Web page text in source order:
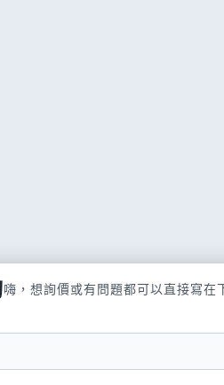
嗨，想詢價或有問題都可以直接寫